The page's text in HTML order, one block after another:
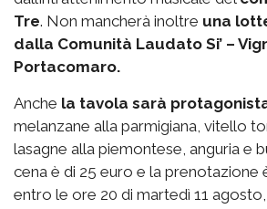
Tre. Non mancherà inoltre una
dalla Comunità Laudato Si’ –
Portacomaro.
Anche la tavola sarà
melanzane alla parmigiana, vitello
lasagne alla piemontese, anguria e
cena è di 25 euro e la prenotazione
entro le ore 20 di martedì 11